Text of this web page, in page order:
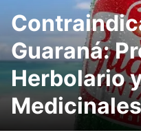
Guaraná:
Herbolario
Medicinales